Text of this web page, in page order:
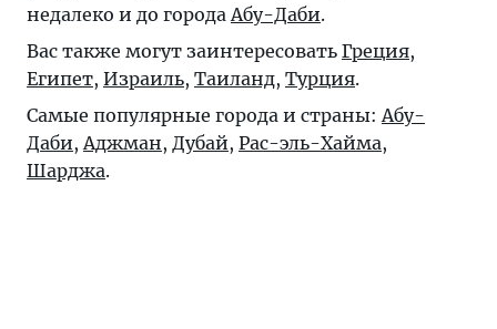
недалеко и до городаАбу-Даби.
Вас также могут заинтересовать Греция,
Египет, Израиль, Таиланд, Турция.
Самые популярные города и страны:Абу-
Даби,Аджман, Дубай, Рас-эль-Хайма,
Шарджа.